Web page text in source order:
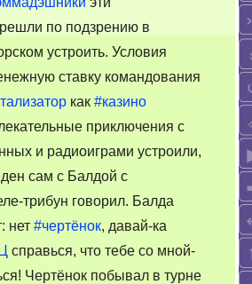
решли по подзрению в
устроить. Условия
ставку командования
как #казино
приключения с
и радиоиграми устроили,
сам с Балдой с
трибун говорил. Балда
нет #чертёнок, давай-ка
справься, что тебе со мной-
Чертёнок побывал в турне